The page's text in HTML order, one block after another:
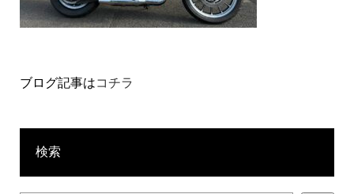
ブログ記事はコチラ
検索